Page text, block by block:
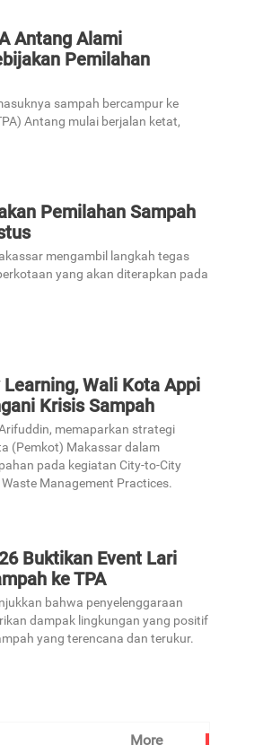
Antang Alami
Pemilahan
sampah bercampur ke
Antang mulai berjalan ketat,
Pemilahan Sampah
mengambil langkah tegas
yang akan diterapkan pada
Wali Kota Appi
Krisis Sampah
memaparkan strategi
(Pemkot) Makassar dalam
pada kegiatan City-to-City
Management Practices.
Buktikan Event Lari
ke TPA
bahwa penyelenggaraan
dampak lingkungan yang positif
yang terencana dan terukur.
More